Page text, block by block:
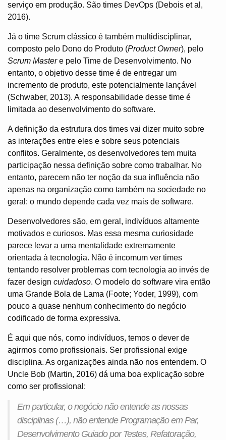
serviço em produção. São times DevOps (Debois et al,
2016).
Já o time Scrum clássico é também multidisciplinar,
composto pelo Dono do Produto (Product Owner), pelo
Scrum Mastere pelo Time de Desenvolvimento. No
entanto, o objetivo desse time é de entregar um
incremento de produto, este potencialmente lançável
(Schwaber, 2013). A responsabilidade desse time é
limitada ao desenvolvimento do software.
A definição da estrutura dos times vai dizer muito sobre
as interações entre eles e sobre seus potenciais
conflitos. Geralmente, os desenvolvedores tem muita
participação nessa definição sobre como trabalhar. No
entanto, parecem não ter noção da sua influência não
apenas na organização como também na sociedade no
geral: o mundo depende cada vez mais de software.
Desenvolvedores são, em geral, indivíduos altamente
motivados e curiosos. Mas essa mesma curiosidade
parece levar a uma mentalidade extremamente
orientada à tecnologia. Não é incomum ver times
tentando resolver problemas com tecnologia ao invés de
fazer design cuidadoso. O modelo do software vira então
uma Grande Bola de Lama (Foote; Yoder, 1999), com
pouco a quase nenhum conhecimento do negócio
codificado de forma expressiva.
É aqui que nós, como indivíduos, temos o dever de
agirmos como profissionais. Ser profissional exige
disciplina. As organizações ainda não nos entendem. O
Uncle Bob (Martin, 2016) dá uma boa explicação sobre
como ser profissional:
Em particular, o negócio não entende as nossas
disciplinas (…), não entende Programação em Par,
Desenvolvimento Guiado por Testes, Refatoração,